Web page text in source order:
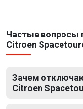
Частые вопросы
Citroen
Зачем
Citroen